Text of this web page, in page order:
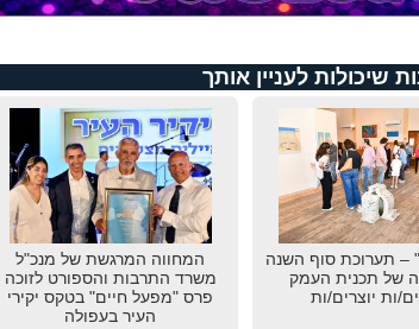
שיכולות לעניין אותך
– תערוכת סוף השנה
של תכנית העמק
ות יוצרים/ות
המחווה המרגשת של מנכ"ל
משרד התרבות והספורט לזוכה
פרס "מפעל חיים" בטקס יקירי
העיר בעפולה